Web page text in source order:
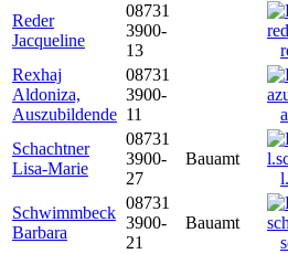
Reder
Jacqueline
08731
3900-
13
Rexhaj
Aldoniza,
Auszubildende
08731
3900-
11
Schachtner
Lisa-Marie
08731
3900-
27
Bauamt
Schwimmbeck
Barbara
08731
3900-
21
Bauamt